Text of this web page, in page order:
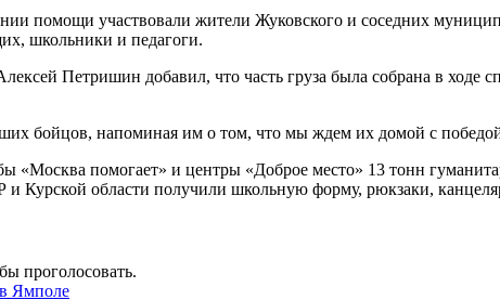
помощи участвовали жители Жуковского и соседних
школьники и педагоги.
Петришин добавил, что часть груза была собрана в ходе
бойцов, напоминая им о том, что мы ждем их домой с
«Москва помогает» и центры «Доброе место» 13 тонн
Курской области получили школьную форму, рюкзаки,
проголосовать.
Ямполе